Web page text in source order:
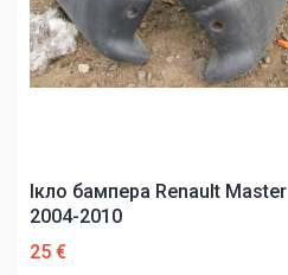
Ікло бампера Renault Master
2004-2010
25 €